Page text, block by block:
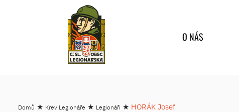
O NÁS
Domů ★ Krev Legionáře ★ Legionáři ★ HORÁK Josef